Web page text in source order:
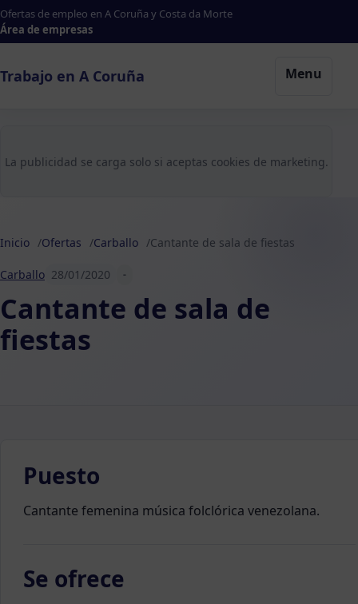
Ofertas de empleo en A Coruña y Costa da Morte
Área de empresas
Trabajo en A Coruña Menu
La publicidad se carga solo si aceptas cookies de marketing.
Inicio Ofertas Carballo Cantante de sala de fiestas
Carballo 28/01/2020 -
Cantante de sala de
fiestas
Puesto
Cantante femenina música folclórica venezolana.
Se ofrece